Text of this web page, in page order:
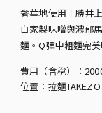
奢華地使用十勝井
自家製味噌與濃郁
麵。Q彈中粗麵完
費用（含稅）：
位置：拉麵TAKEZO